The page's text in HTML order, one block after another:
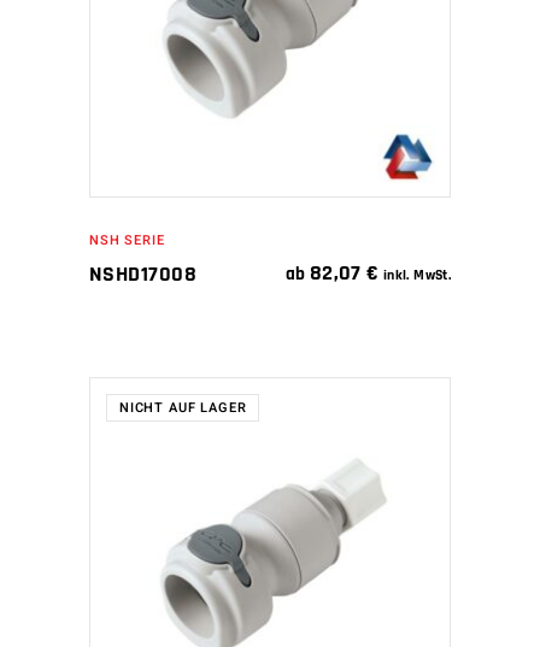
WEITERLESEN
NSH SERIE
NSHD17008 ab 82,07€ inkl. MwSt.
NICHT AUF LAGER
WEITERLESEN